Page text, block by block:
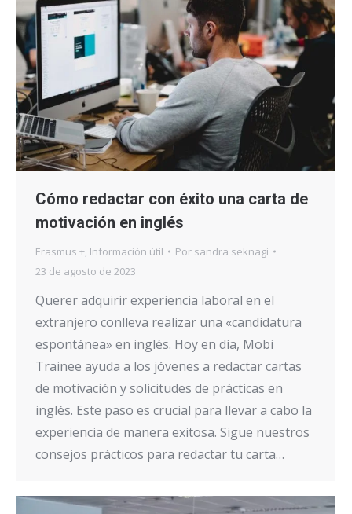
Cómo redactar con éxito una carta de
motivación en inglés
Erasmus + Información útil Por sandra seknagi
23 de agosto de 2023
Querer adquirir experiencia laboral en el
extranjero conlleva realizar una «candidatura
espontánea» en inglés. Hoy en día, Mobi
Trainee ayuda a los jóvenes a redactar cartas
de motivación y solicitudes de prácticas en
inglés. Este paso es crucial para llevar a cabo la
experiencia de manera exitosa. Sigue nuestros
consejos prácticos para redactar tu carta…